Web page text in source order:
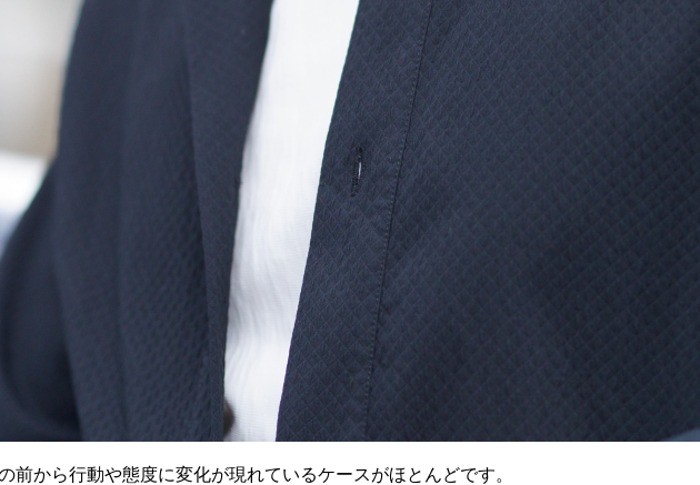
から行動や態度に変化が現れているケースがほとんどです。